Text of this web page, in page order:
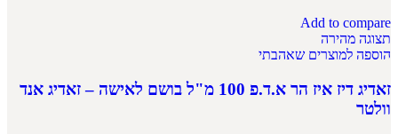
Add to compare
תצוגה מהירה
הוספה למוצרים שאהבתי
זאדיג דיז איז הר א.ד.פ 100 מ"ל בושם לאישה – זאדיג אנד
וולטר